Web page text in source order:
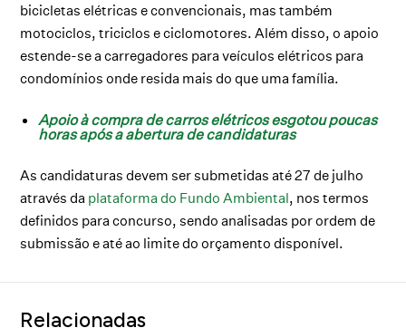
bicicletas elétricas e convencionais, mas também
motociclos, triciclos eciclomotores. Além disso, o apoio
estende-se acarregadores para veículos elétricos para
condomínios onde resida mais do que uma família.
Apoio à compra de carros elétricos esgotou poucas
horas após a abertura de candidaturas
As candidaturas devem ser submetidas até 27 de julho
através da plataforma do Fundo Ambiental, nos termos
definidos para concurso, sendo analisadas por ordem de
submissão e até ao limite do orçamento disponível.
Relacionadas